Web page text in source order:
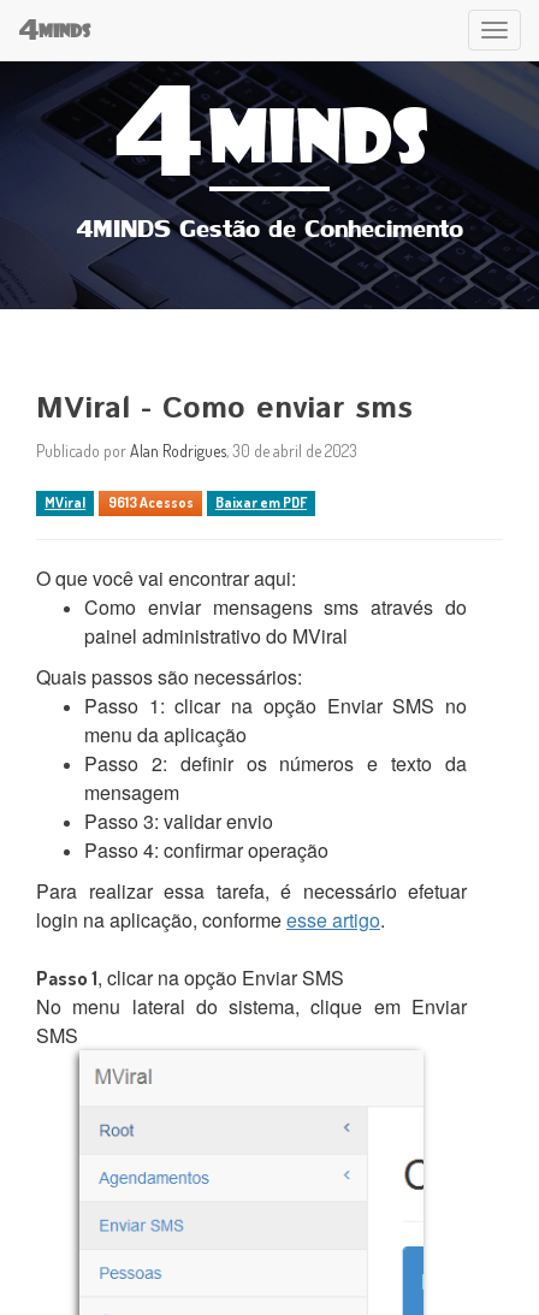
4MINDS 4MINDS
4MINDS Gestão de Conhecimento
MViral - Como enviar sms
Publicado porAlan Rodrigues, 30 de abril de 2023
MViral 9613 Acessos Baixar em PDF
O que você vai encontrar aqui:
Como enviar mensagens sms através do
painel administrativo do MViral
Quais passos são necessários:
Passo 1: clicarna opção Enviar SMS no
menu da aplicação
Passo 2: definir os números e texto da
mensagem
Passo 3: validar envio
Passo 4: confirmar operação
Para realizar essa tarefa, é necessário efetuar
login na aplicação, conformeesse artigo.
Passo 1, clicar na opção Enviar SMS
No menu lateral do sistema, clique em Enviar
SMS